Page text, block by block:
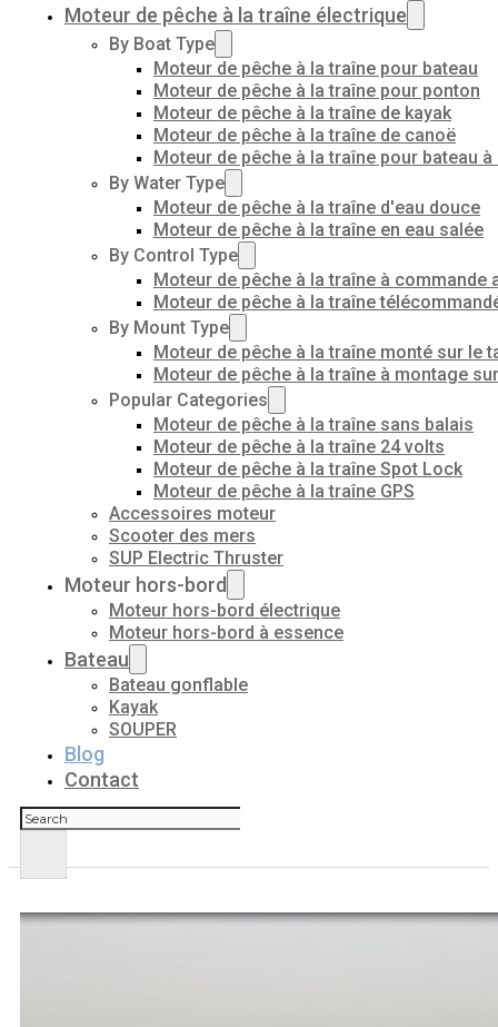
Moteur de pêche à la traîne électrique
By Boat Type
Moteur de pêche à la traîne pour bateau
Moteur de pêche à la traîne pour ponton
Moteur de pêche à la traîne de kayak
Moteur de pêche à la traîne de canoë
Moteur de pêche à la traîne pour bateau à
By Water Type
Moteur de pêche à la traîne d'eau douce
Moteur de pêche à la traîne en eau salée
By Control Type
Moteur de pêche à la traîne à commande
Moteur de pêche à la traîne
By Mount Type
Moteur de pêche à la traîne monté sur le
Moteur de pêche à la traîne à montage
Popular Categories
Moteur de pêche à la traîne sans balais
Moteur de pêche à la traîne 24 volts
Moteur de pêche à la traîne Spot Lock
Moteur de pêche à la traîne GPS
Accessoires moteur
Scooter des mers
SUP Electric Thruster
Moteur hors-bord
Moteur hors-bord électrique
Moteur hors-bord à essence
Bateau
Bateau gonflable
Kayak
SOUPER
Blog
Contact
Rechercher